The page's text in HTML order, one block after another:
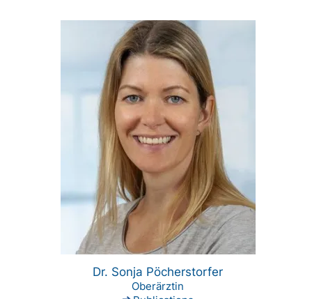
Dr. Sonja Pöcherstorfer
Oberärztin